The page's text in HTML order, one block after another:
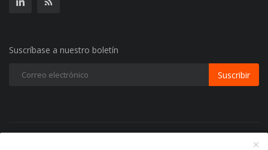
Suscríbase a nuestro boletín
Suscribir